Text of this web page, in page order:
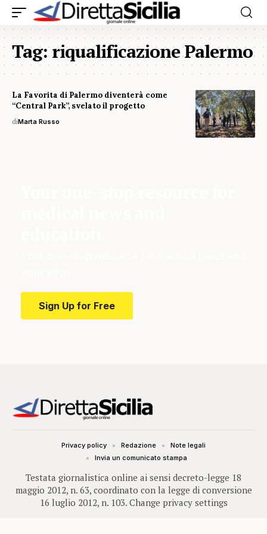
Tag:riqualificazione Palermo
La Favorita di Palermo diventerà come
“Central Park”, svelato il progetto
diMarta Russo
Sign Up for Free
Testata giornalistica online ai sensi decreto-legge 18
maggio 2012, n. 63, coordinato con la legge di conversione
16 luglio 2012, n. 103. Change privacy settings
Privacy policy Redazione
Note legali
Invia un comunicato stampa